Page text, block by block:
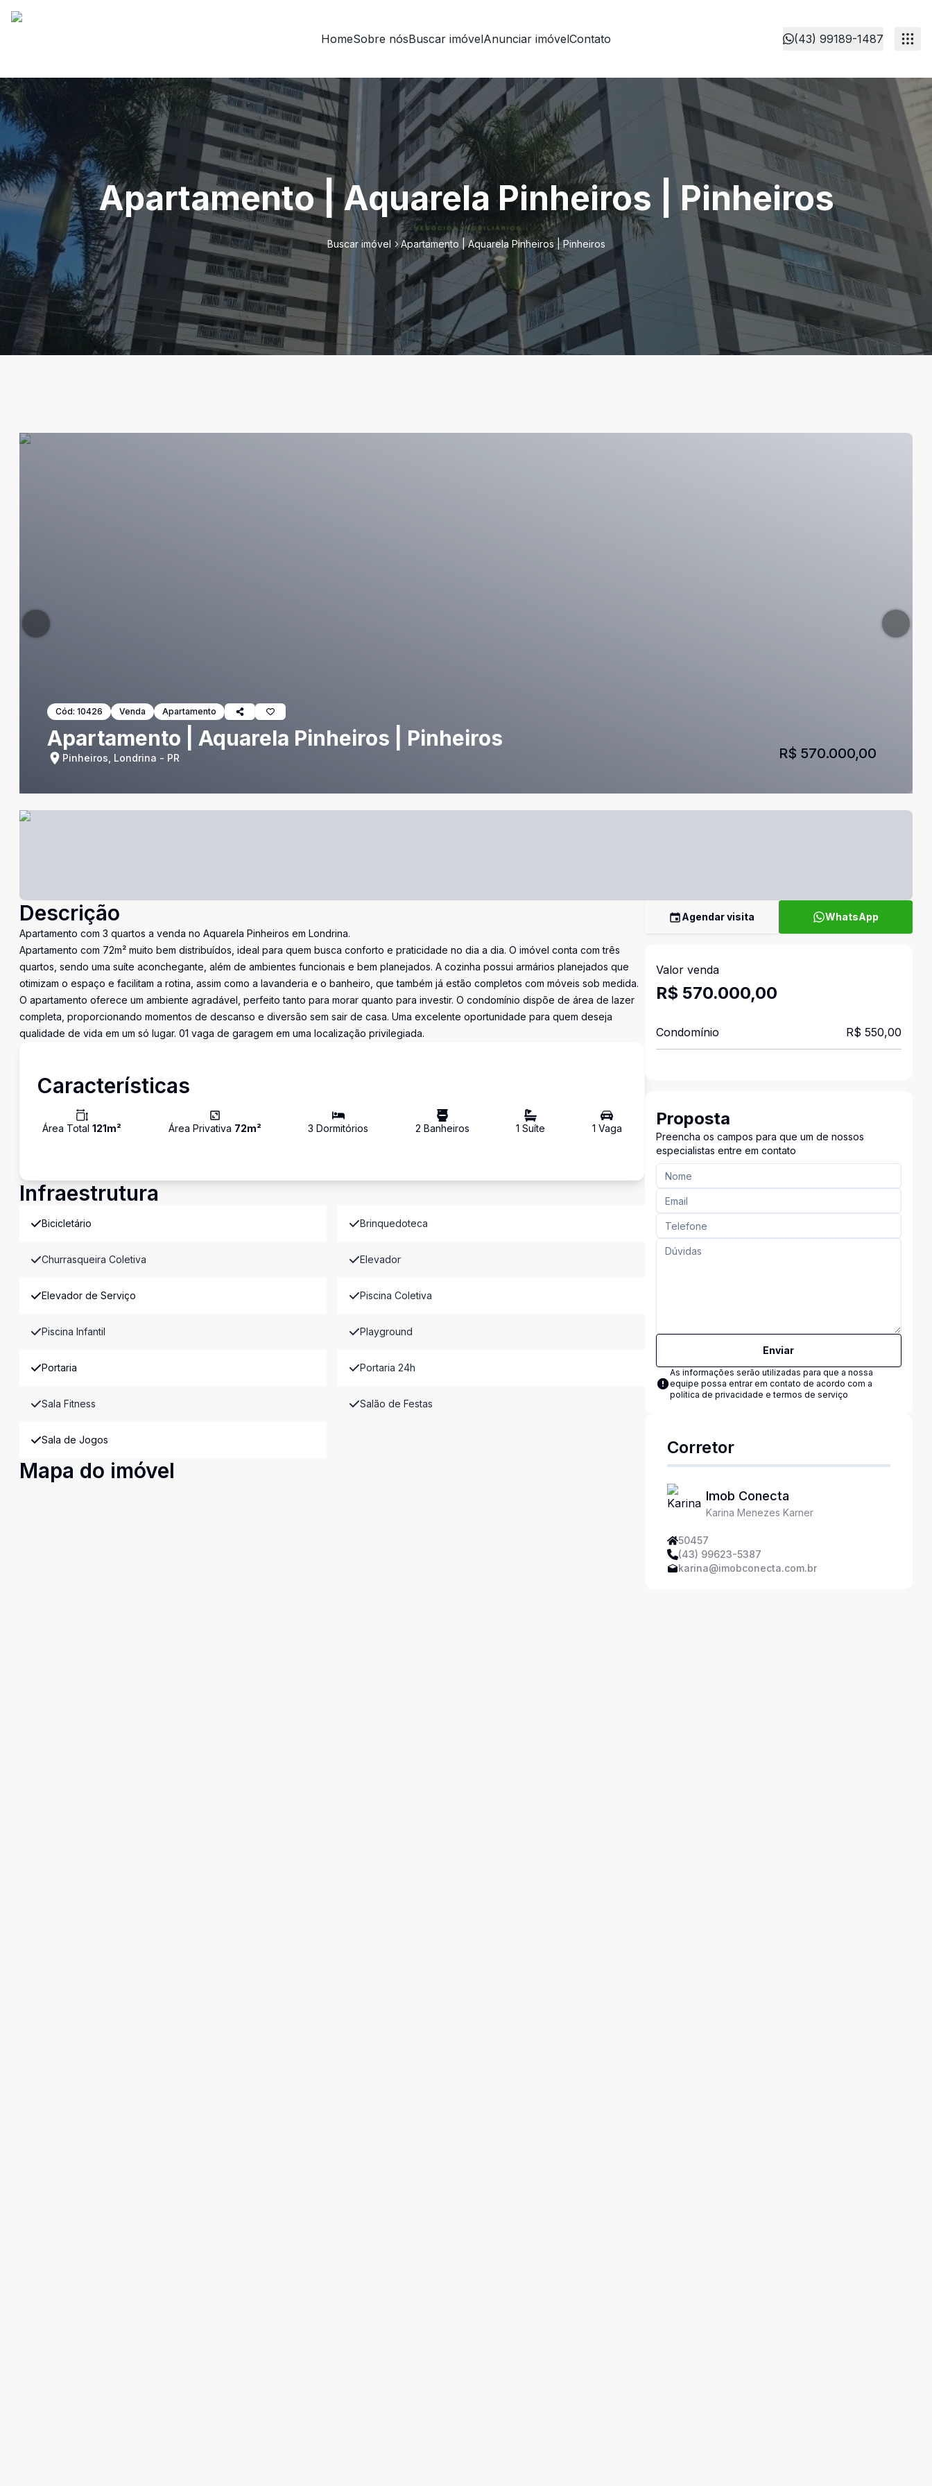
HomeSobre nósBuscar imóvelAnunciar imóvelContato (43) 99189-1487
Apartamento | Aquarela Pinheiros | Pinheiros
Buscar imóvel Apartamento | Aquarela Pinheiros | Pinheiros
Cód: 10426 Venda Apartamento
Apartamento | Aquarela Pinheiros | Pinheiros
Pinheiros, Londrina - PR R$ 570.000,00
Descrição
Apartamento com 3 quartos a venda no Aquarela Pinheiros em Londrina.
Apartamento com 72m² muito bem distribuídos, ideal para quem busca conforto e praticidade no dia a dia. O imóvel conta com três
quartos, sendo uma suíte aconchegante, além de ambientes funcionais e bem planejados. A cozinha possui armários planejados que
otimizam o espaço e facilitam a rotina, assim como a lavanderia e o banheiro, que também já estão completos com móveis sob medida.
O apartamento oferece um ambiente agradável, perfeito tanto para morar quanto para investir. O condomínio dispõe de área de lazer
completa, proporcionando momentos de descanso e diversão sem sair de casa. Uma excelente oportunidade para quem deseja
qualidade de vida em um só lugar. 01 vaga de garagem em uma localização privilegiada.
Características
Área Total 121m² Área Privativa 72m² 3 Dormitórios 2 Banheiros 1 Suíte 1 Vaga
Infraestrutura
Bicicletário Brinquedoteca
Churrasqueira Coletiva Elevador
Elevador de Serviço Piscina Coletiva
Piscina Infantil Playground
Portaria Portaria 24h
Sala Fitness Salão de Festas
Sala de Jogos
Mapa do imóvel
Agendar visita WhatsApp
Valor venda
R$ 570.000,00
Condomínio R$ 550,00
Proposta
Preencha os campos para que um de nossos
especialistas entre em contato
Enviar
As informações serão utilizadas para que a nossa
equipe possa entrar em contato de acordo com a
política de privacidade e termos de serviço
Corretor
Imob Conecta
Karina Menezes Karner
50457
(43) 99623-5387
karina@imobconecta.com.br